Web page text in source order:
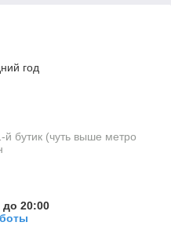
год
бутик (чуть выше метро
до 20:00